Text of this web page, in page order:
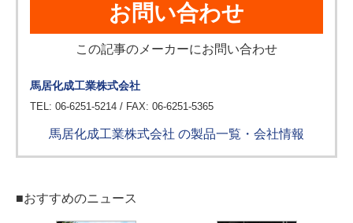
お問い合わせ
この記事のメーカーにお問い合わせ
馬居化成工業株式会社
TEL: 06-6251-5214 / FAX: 06-6251-5365
馬居化成工業株式会社 の製品一覧・会社情報
■おすすめのニュース